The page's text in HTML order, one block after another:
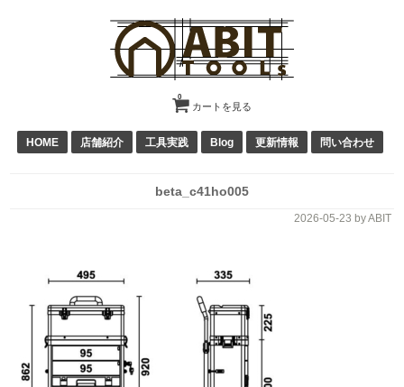
カートを見る
0
HOME 店舗紹介 工具実践 Blog 更新情報 問い合わせ
beta_c41ho005
2026-05-23 by ABIT